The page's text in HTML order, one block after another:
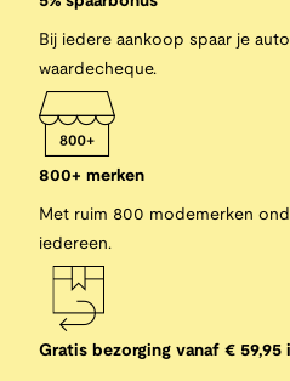
Bij iedere aankoop spaar je
waardecheque.
800+ merken
Met ruim 800 modemerken
iedereen.
Gratis bezorging vanaf € 59,95